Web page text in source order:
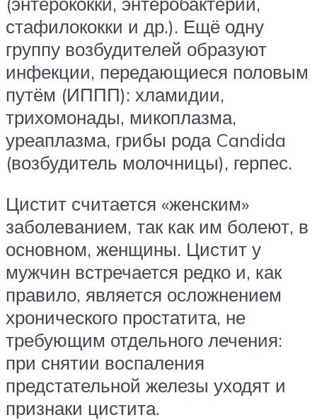
стафилококки и др.). Ещё одну
группу возбудителей образуют
инфекции, передающиеся половым
путём (ИППП): хламидии,
трихомонады, микоплазма,
уреаплазма, грибы рода Candida
(возбудитель молочницы), герпес.
Цистит считается «женским»
заболеванием, так как им болеют, в
основном, женщины. Цистит у
мужчин встречается редко и, как
правило, является осложнением
хронического простатита, не
требующим отдельного лечения:
при снятии воспаления
предстательной железы уходят и
признаки цистита.